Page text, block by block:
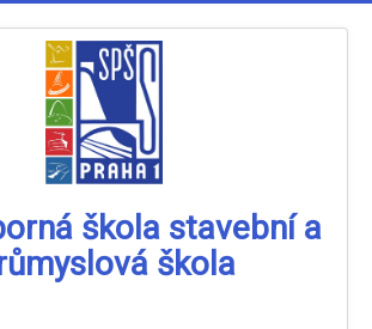
škola stavební a
škola